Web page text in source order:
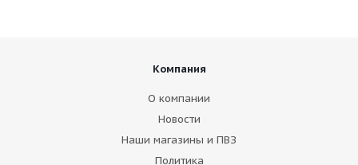
Компания
О компании
Новости
Наши магазины и ПВЗ
Политика